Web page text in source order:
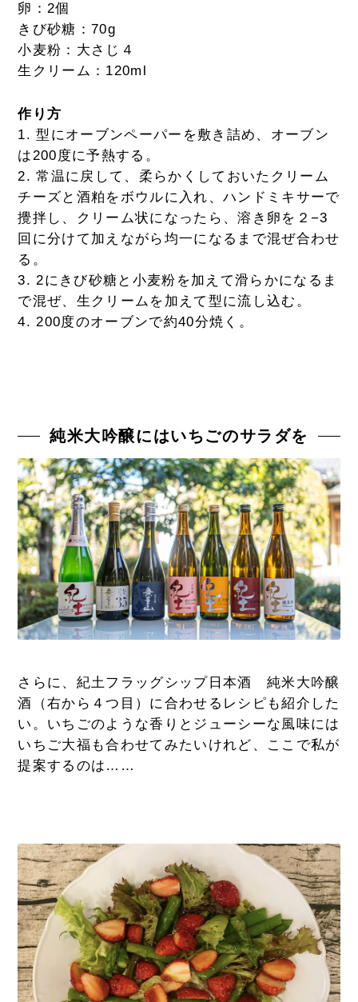
卵：2個
きび砂糖：70g
小麦粉：大さじ４
生クリーム：120ml
作り方
1. 型にオーブンペーパーを敷き詰め、オーブン
は200度に予熱する。
2. 常温に戻して、柔らかくしておいたクリーム
チーズと酒粕をボウルに入れ、ハンドミキサーで
攪拌し、クリーム状になったら、溶き卵を２−3
回に分けて加えながら均一になるまで混ぜ合わせ
る。
3. 2にきび砂糖と小麦粉を加えて滑らかになるま
で混ぜ、生クリームを加えて型に流し込む。
4. 200度のオーブンで約40分焼く。
純米大吟醸にはいちごのサラダを
さらに、紀土フラッグシップ日本酒 純米大吟醸
酒（右から４つ目）に合わせるレシピも紹介した
い。いちごのような香りとジューシーな風味には
いちご大福も合わせてみたいけれど、ここで私が
提案するのは……